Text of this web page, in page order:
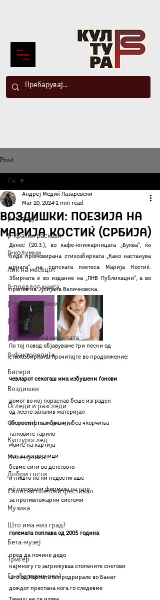
Post
Сè
β-поезија
β-кратки раскази
β-колумни
Лик на месецот
β-предлог книга
β-предлог филм
β-муабет
β-уметник на неделата
β-фактопедија
Бисери
Воздишки
Огледи и разгледи
Философски беседи
Културоглед
Мелемузика
Добри гости
Скопски поетски фестивал
Музика
Што има низ град?
Бета-музеј
Тригер
Го зборевме ова?
Сè
Воздишки: Поезија на
Марија Костиќ (Србија)
Андреј Медиќ Лазаревски
Mar 20, 2024 1 min read
Денес (20.3.), во кафе-книжарницата „Буква“, ќе
биде промовирана стихозбирката „Како настанува
црната“ на српската поетеса Марија Костиќ.
Збирката е во издание на „ПНВ Публикации“, а во
препев на Јулијана Величковска.
По тој повод објавуваме три песни од
стихозбирката! Прочитајте во продолжение:
чевларот секогаш има избушени ѓонови
домот во кој пораснав беше изграден
од лесно запалив материјал
зборовите на мајка ми беа чкорчиња
татковите тарило
моите на хартија
лек за изгореници
бевме сити во детството
и ништо не ни недостигаше
нѐ прехрани фирмата на тато
за противпожарни системи
големата поплава од 2005 година
пред да почине дедо
најмногу го загрижуваа стопените снегови
што од Карпатите продрирале во Банат
дождот престана кога го следевме